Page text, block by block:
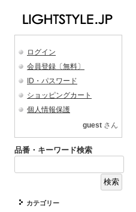
ログイン
会員登録〔無料〕
ID・パスワード
ショッピングカート
個人情報保護
guest さん
品番・キーワード検索
カテゴリー